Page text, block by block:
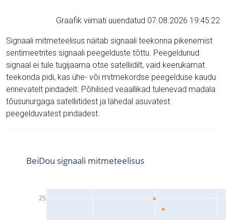
Graafik viimati uuendatud 07.08.2026 19:45:22
Signaali mitmeteelisus näitab signaali teekonna pikenemist
sentimeetrites signaali peegelduste tõttu. Peegeldunud
signaal ei tule tugijaama otse satelliidilt, vaid keerukamat
teekonda pidi, kas ühe- või mitmekordse peegelduse kaudu
erinevatelt pindadelt. Põhilised veaallikad tulenevad madala
tõusunurgaga satelliitidest ja lähedal asuvatest
peegelduvatest pindadest.
25
BeiDou signaali mitmeteelisus